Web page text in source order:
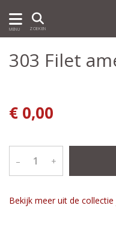
MENU ZOEKEN
303 Filet
€ 0,00
– +
Bekijk meer uit de